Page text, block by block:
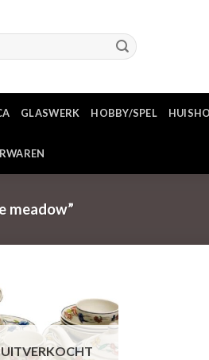
GLASWERK HOBBY/SPEL
meadow”
UITVERKOCHT